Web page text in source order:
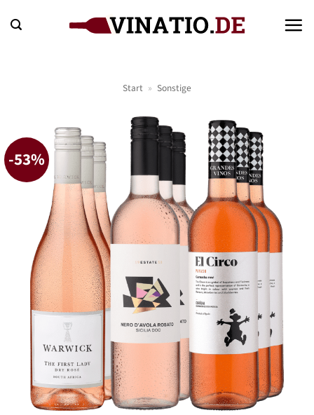
Inhalt
Start » Sonstige
-53%